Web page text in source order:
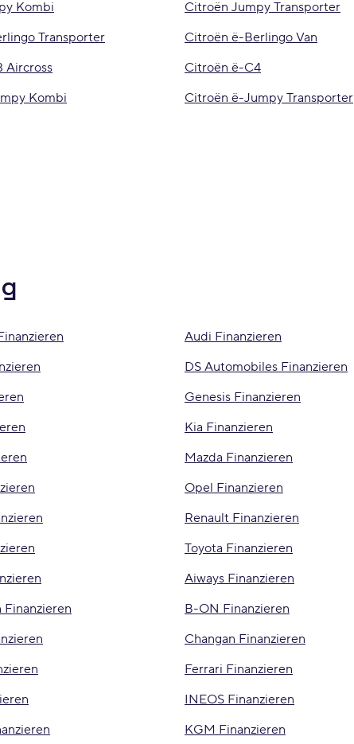
Kombi Citroën Jumpy Transporter
Transporter Citroën ë-Berlingo Van
Aircross Citroën ë-C4
Kombi Citroën ë-Jumpy Transporter
Audi Finanzieren
DS Automobiles Finanzieren
Genesis Finanzieren
Kia Finanzieren
Mazda Finanzieren
Opel Finanzieren
Renault Finanzieren
Toyota Finanzieren
Aiways Finanzieren
B-ON Finanzieren
Changan Finanzieren
Ferrari Finanzieren
INEOS Finanzieren
KGM Finanzieren